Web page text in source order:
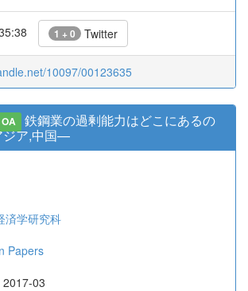
1 + 0 Twitter
10097/00123635
OA
鉄鋼業の過剰能力はどこにあるの
ア,中国—
済学研究科
Papers
03